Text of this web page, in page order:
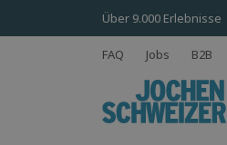
Über 9.000 Erlebnisse
FAQ Jobs B2B